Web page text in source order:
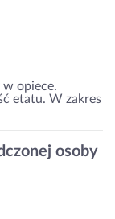
w opiece.
etatu. W zakres
osoby